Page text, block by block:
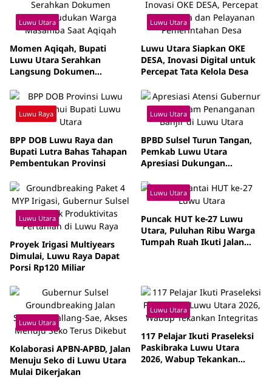
Luwu Utara
Momen Aqiqah, Bupati
Luwu Utara Serahkan
Langsung Dokumen
Luwu Utara
Luwu Utara Siapkan OKE
DESA, Inovasi Digital untuk
Percepat Tata Kelola Desa
Luwu Raya
BPP DOB Luwu Raya dan
Bupati Lutra Bahas Tahapan
Pembentukan Provinsi
Luwu Utara
BPBD Sulsel Turun Tangan,
Pemkab Luwu Utara
Apresiasi Dukungan
Luwu Utara
Proyek Irigasi Multiyears
Dimulai, Luwu Raya Dapat
Porsi Rp120 Miliar
Luwu Utara
Puncak HUT ke-27 Luwu
Utara, Puluhan Ribu Warga
Tumpah Ruah Ikuti Jalan
Luwu Utara
Kolaborasi APBN-APBD, Jalan
Menuju Seko di Luwu Utara
Mulai Dikerjakan
Luwu Utara
117 Pelajar Ikuti Praseleksi
Paskibraka Luwu Utara
2026, Wabup Tekankan